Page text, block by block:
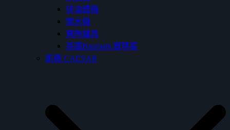
排油煙機
開水機
電陶爐具
英國Baumatic寶瑪客
凱撒 CAESAR